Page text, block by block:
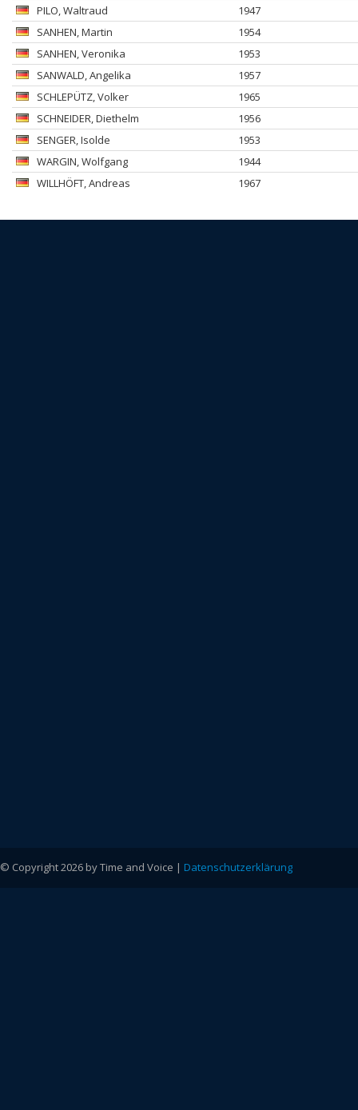
PILO, Waltraud
1947
SANHEN, Martin
1954
SANHEN, Veronika
1953
SANWALD, Angelika
1957
SCHLEPÜTZ, Volker
1965
SCHNEIDER, Diethelm
1956
SENGER, Isolde
1953
WARGIN, Wolfgang
1944
WILLHÖFT, Andreas 1967
© Copyright 2026 by Time and Voice | Datenschutzerklärung